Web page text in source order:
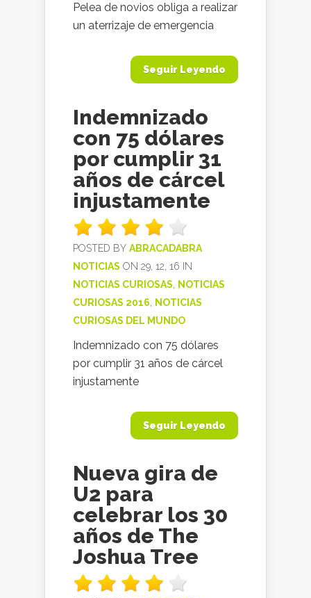
Pelea de novios obliga a realizar
un aterrizaje de emergencia
Seguir Leyendo
Indemnizado
con 75 dólares
por cumplir 31
años de cárcel
injustamente
POSTED BY ABRACADABRA
NOTICIAS ON 29, 12, 16 IN
NOTICIAS CURIOSAS
NOTICIAS
CURIOSAS 2016
NOTICIAS
CURIOSAS DEL MUNDO
Indemnizado con 75 dólares
por cumplir 31 años de cárcel
injustamente
Seguir Leyendo
Nueva gira de
U2 para
celebrar los 30
años de The
Joshua Tree